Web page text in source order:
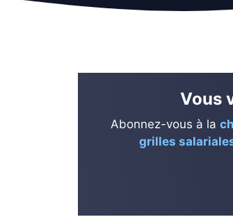
Vous
Abonnez-vous à la
grilles